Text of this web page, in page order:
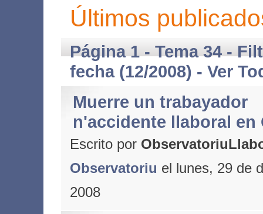
Últimos
Página 1 - Tema 34 -
fecha (12/2008) - Ver
Muerre un trabayador
n'accidente llaboral en
Escrito por
Observatoriu el lunes, 29 de
2008